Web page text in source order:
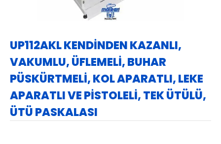
UP112AKL KENDİNDEN KAZANLI,
VAKUMLU, ÜFLEMELİ, BUHAR
PÜSKÜRTMELİ, KOL APARATLI, LEKE
APARATLI VE PİSTOLELİ, TEK ÜTÜLÜ,
ÜTÜ PASKALASI